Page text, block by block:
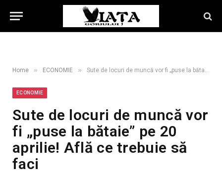
Home » ECONOMIE » Sute de locuri de muncă vor fi „puse la bătaie” pe 20 aprilie! Află ce trebuie să faci
ECONOMIE
Sute de locuri de muncă vor
fi „puse la bătaie” pe 20
aprilie! Află ce trebuie să
faci